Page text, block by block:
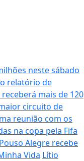
neste sábado
relatório de
mais de 120
circuito de
reunião com os
na copa pela Fifa
Pouso Alegre recebe
Vida Lítio